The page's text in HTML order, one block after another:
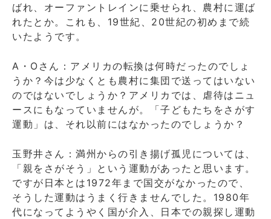
ばれ、オーファントレインに乗せられ、農村に運ば
れたとか。これも、19世紀、20世紀の初めまで続
いたようです。
A・Oさん：アメリカの転換は何時だったのでしょ
うか？今は少なくとも農村に集団で送ってはいない
のではないでしょうか？アメリカでは、虐待はニュ
ースにもなっていませんが。「子どもたちをさがす
運動」は、それ以前にはなかったのでしょうか？
玉野井さん：満州からの引き揚げ孤児については、
「親をさがそう」という運動があったと思います。
ですが日本とは1972年まで国交がなかったので、
そうした運動はうまく行きませんでした。1980年
代になってようやく国が介入、日本での親探し運動